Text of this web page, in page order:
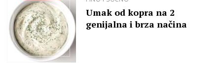
Umak od kopra na 2
genijalna i brza načina